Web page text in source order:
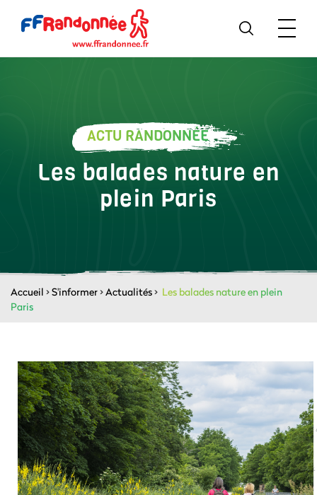
ACTU RANDONNÉE
Les balades nature en
plein Paris
Accueil >S'informer>Actualités> Les balades nature en plein
Paris